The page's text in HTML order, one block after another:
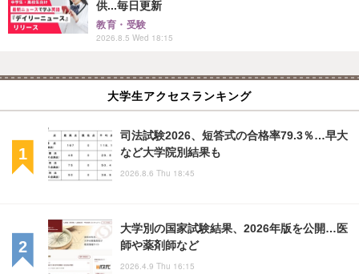
供...毎日更新
教育・受験
2026.8.5 Wed 18:15
大学生アクセスランキング
司法試験2026、短答式の合格率79.3％…早大
など大学院別結果も
2026.8.6 Thu 18:45
大学別の国家試験結果、2026年版を公開…医
師や薬剤師など
2026.4.9 Thu 16:15